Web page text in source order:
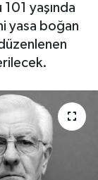
yaşında
yasa boğan